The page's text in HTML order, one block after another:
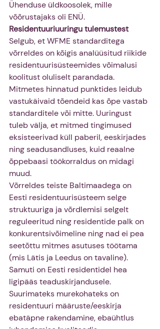
Ühenduse üldkoosolek, mille
võõrustajaks oli ENÜ.
Residentuuriuuringu tulemustest
Selgub, et WFME standarditega
võrreldes on kõigis analüüsitud riikide
residentuurisüsteemides võimalusi
koolitust oluliselt parandada.
Mitmetes hinnatud punktides leidub
vastukäivaid tõendeid kas õpe vastab
standarditele või mitte. Uuringust
tuleb välja, et mitmed tingimused
eksisteerivad küll paberil, eeskirjades
ning seadusandluses, kuid reaalne
õppebaasi töökorraldus on midagi
muud.
Võrreldes teiste Baltimaadega on
Eesti residentuurisüsteem selge
struktuuriga ja võrdlemisi selgelt
reguleeritud ning residentide palk on
konkurentsivõimeline ning nad ei pea
seetõttu mitmes asutuses töötama
(mis Lätis ja Leedus on tavaline).
Samuti on Eesti residentidel hea
ligipääs teaduskirjandusele.
Suurimateks murekohateks on
residentuuri määruste/eeskirja
ebatäpne rakendamine, ebaühtlus